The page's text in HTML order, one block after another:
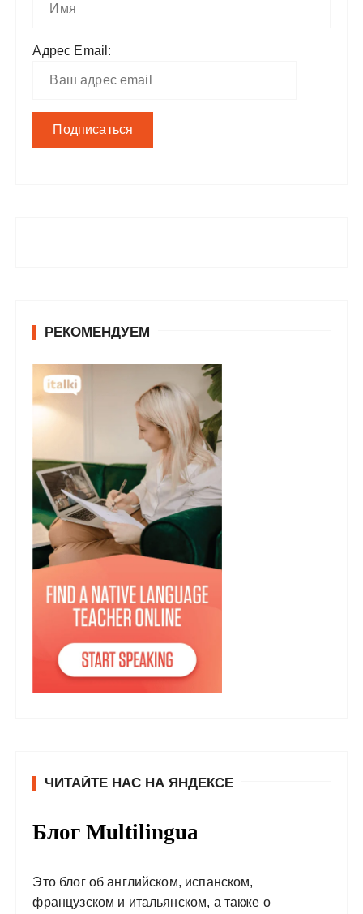
Адрес Email:
РЕКОМЕНДУЕМ
ЧИТАЙТЕ НАС НА ЯНДЕКСЕ
Блог Multilingua
Это блог об английском, испанском,
французском и итальянском, а также о